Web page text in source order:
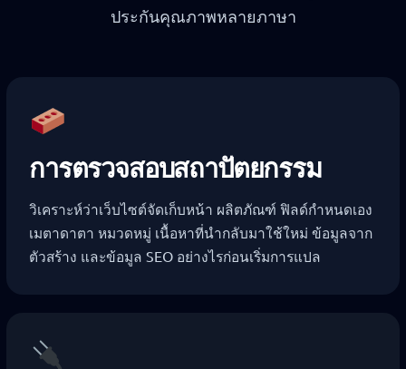
ประกันคุณภาพหลายภาษา
การตรวจสอบสถาปัตยกรรม
วิเคราะห์ว่าเว็บไซต์จัดเก็บหน้า ผลิตภัณฑ์ ฟิลด์กำหนดเอง
เมตาดาตา หมวดหมู่ เนื้อหาที่นำกลับมาใช้ใหม่ ข้อมูลจาก
ตัวสร้าง และข้อมูล SEO อย่างไรก่อนเริ่มการแปล